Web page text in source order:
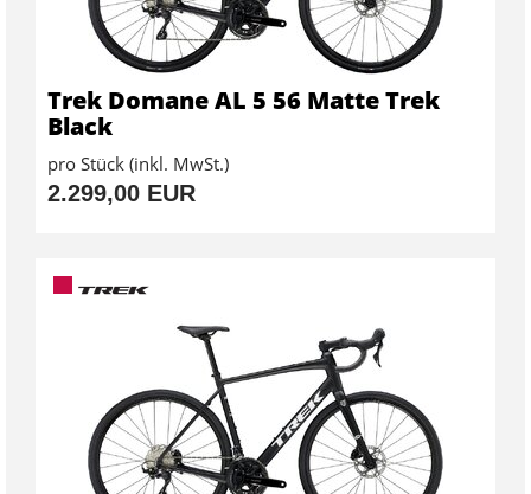
Trek Domane AL 5 56 Matte Trek
Black
pro Stück (inkl. MwSt.)
2.299,00 EUR